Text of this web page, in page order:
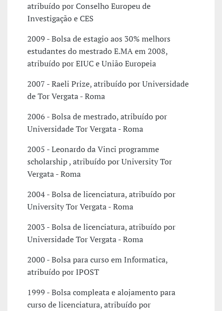
atribuído por Conselho Europeu de
Investigação e CES
2009 - Bolsa de estagio aos 30% melhors
estudantes do mestrado E.MA em 2008,
atribuído por EIUC e União Europeia
2007 - Raeli Prize, atribuído por Universidade
de Tor Vergata - Roma
2006 - Bolsa de mestrado, atribuído por
Universidade Tor Vergata - Roma
2005 - Leonardo da Vinci programme
scholarship , atribuído por University Tor
Vergata - Roma
2004 - Bolsa de licenciatura, atribuído por
University Tor Vergata - Roma
2003 - Bolsa de licenciatura, atribuído por
Universidade Tor Vergata - Roma
2000 - Bolsa para curso em Informatica,
atribuído por IPOST
1999 - Bolsa compleata e alojamento para
curso de licenciatura, atribuído por